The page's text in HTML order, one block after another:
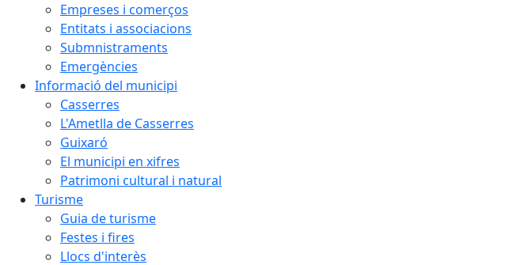
Empreses i comerços
Entitats i associacions
Submnistraments
Emergències
Informació del municipi
Casserres
L'Ametlla de Casserres
Guixaró
El municipi en xifres
Patrimoni cultural i natural
Turisme
Guia de turisme
Festes i fires
Llocs d'interès